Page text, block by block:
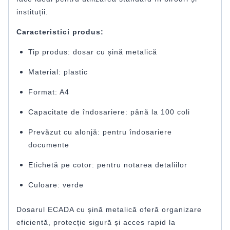
instituții.
Caracteristici produs:
Tip produs: dosar cu șină metalică
Material: plastic
Format: A4
Capacitate de îndosariere: până la 100 coli
Prevăzut cu alonjă: pentru îndosariere
documente
Etichetă pe cotor: pentru notarea detaliilor
Culoare: verde
Dosarul ECADA cu șină metalică oferă organizare
eficientă, protecție sigură și acces rapid la